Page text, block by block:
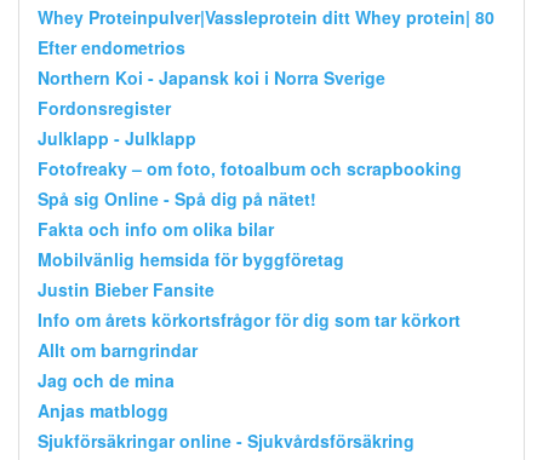
Whey Proteinpulver|Vassleprotein ditt Whey protein| 80
Efter endometrios
Northern Koi - Japansk koi i Norra Sverige
Fordonsregister
Julklapp - Julklapp
Fotofreaky – om foto, fotoalbum och scrapbooking
Spå sig Online - Spå dig på nätet!
Fakta och info om olika bilar
Mobilvänlig hemsida för byggföretag
Justin Bieber Fansite
Info om årets körkortsfrågor för dig som tar körkort
Allt om barngrindar
Jag och de mina
Anjas matblogg
Sjukförsäkringar online - Sjukvårdsförsäkring